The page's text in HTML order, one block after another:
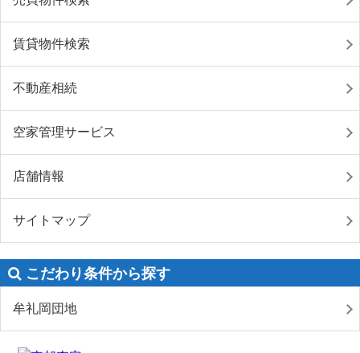
賃貸物件検索
不動産相続
空家管理サービス
店舗情報
サイトマップ
こだわり条件から探す
牟礼岡団地